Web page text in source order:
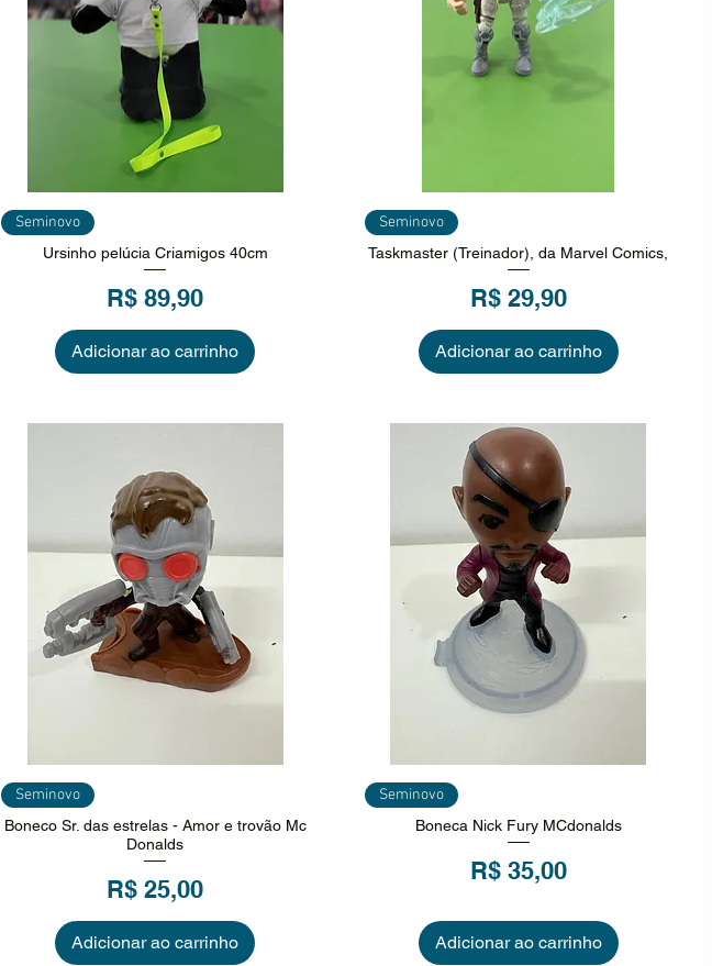
Visualização rápida
Seminovo
Ursinho pelúcia Criamigos 40cm
Preço
R$ 89,90
Adicionar ao carrinho
Visualização rápida
Seminovo
Taskmaster (Treinador), da Marvel Comics,
Preço
R$ 29,90
Adicionar ao carrinho
Visualização rápida
Seminovo
Boneco Sr. das estrelas - Amor e trovão Mc
Donalds
Preço
R$ 25,00
Adicionar ao carrinho
Visualização rápida
Seminovo
Boneca Nick Fury MCdonalds
Preço
R$ 35,00
Adicionar ao carrinho